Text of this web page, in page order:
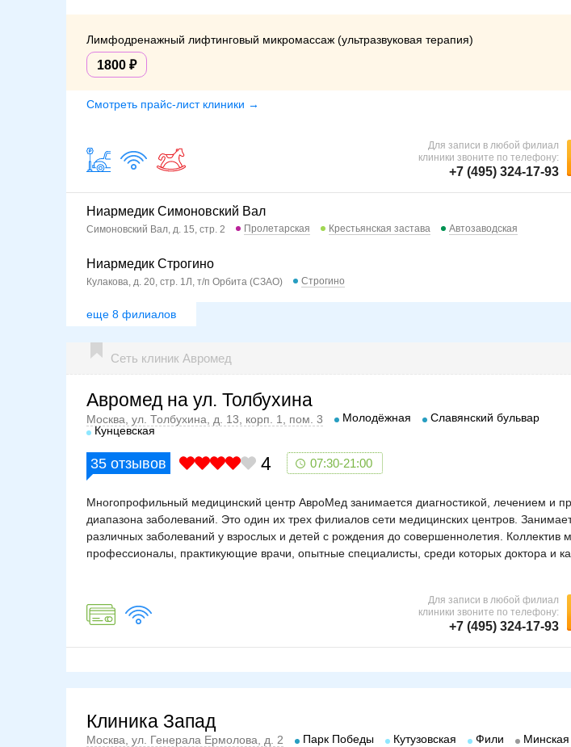
Лимфодренажный лифтинговый микромассаж (ультразвуковая терапия)
1800
Смотреть прайс-лист клиники →
Для записи в любой филиал
клиники звоните по телефону:
+7 (495) 324-17-93
Ниармедик Симоновский Вал
Симоновский Вал, д. 15, стр. 2 Пролетарская Крестьянская застава Автозаводская
Ниармедик Строгино
Кулакова, д. 20, стр. 1Л, т/п Орбита (СЗАО) Строгино
еще 8 филиалов
Сеть клиник Авромед
Авромед на ул. Толбухина
Москва, ул. Толбухина, д. 13, корп. 1, пом. 3 Молодёжная
Славянский бульвар
Кунцевская
35 отзывов 4 07:30-21:00
Многопрофильный медицинский центр АвроМед занимается диагностикой, лечением и
диапазона заболеваний. Это один их трех филиалов сети медицинских центров.
различных заболеваний у взрослых и детей с рождения до совершеннолетия. Коллектив
профессионалы, практикующие врачи, опытные специалисты, среди которых доктора и
Для записи в любой филиал
клиники звоните по телефону:
+7 (495) 324-17-93
Клиника Запад
Москва, ул. Генерала Ермолова, д. 2 Парк Победы Кутузовская Фили Минская